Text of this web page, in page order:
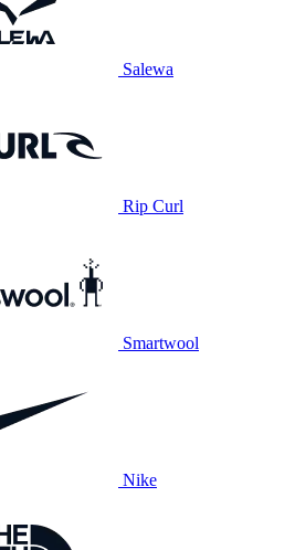
Salewa
Rip Curl
Smartwool
Nike